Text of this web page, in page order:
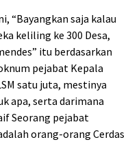
“Bayangkan saja kalau
keliling ke 300 Desa,
itu berdasarkan
pejabat Kepala
satu juta, mestinya
apa, serta darimana
Seorang pejabat
orang-orang Cerdas